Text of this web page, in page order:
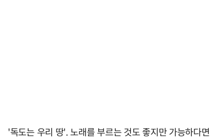
'독도는 우리 땅'. 노래를 부르는 것도 좋지만 가능하다면